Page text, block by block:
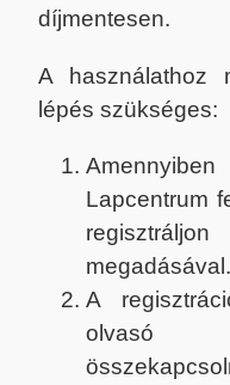
díjmentesen.
A használathoz
lépés szükséges:
Lapcentrum
megadásával.
A
olvasó